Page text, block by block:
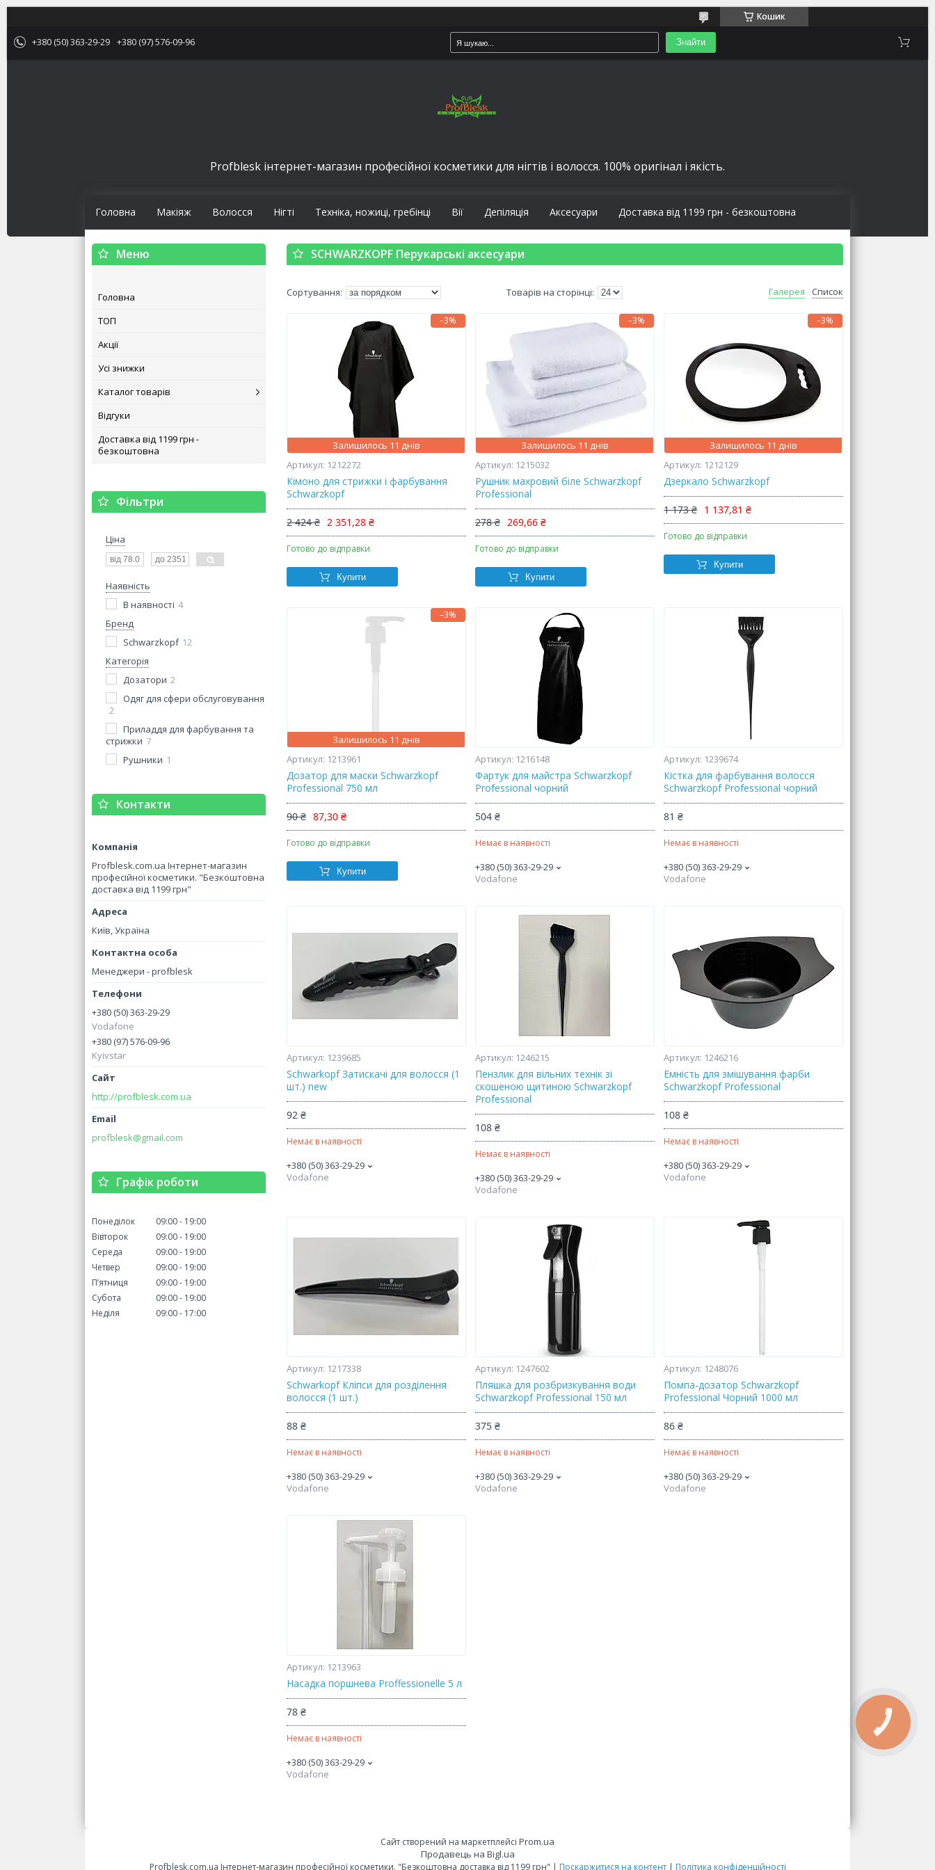
Кошик
+380 (50) 363-29-29 +380 (97) 576-09-96 Знайти
Profblesk інтернет-магазин професійної косметики для нігтів і волосся. 100% оригінал і якість.
Головна Макіяж Волосся Нігті Техніка, ножиці, гребінці Вії Депіляція Аксесуари Доставка від 1199 грн - безкоштовна
Головна
ТОП
Акції
Усі знижки
Каталог товарів
Відгуки
Доставка від 1199 грн -
безкоштовна
Фільтри
Ціна
Наявність
В наявності 4
Бренд
Schwarzkopf 12
Категорія
Дозатори 2
Одяг для сфери обслуговування
2
Приладдя для фарбування та
стрижки 7
Рушники 1
Контакти
Profblesk.com.ua Інтернет-магазин
професійної косметики. "Безкоштовна
доставка від 1199 грн"
Київ, Україна
Менеджери - profblesk
+380 (50) 363-29-29
Vodafone
+380 (97) 576-09-96
Kyivstar
http://profblesk.com.ua
profblesk@gmail.com
Графік роботи
Понеділок 09:00
19:00
Вівторок
09:00
19:00
Середа
09:00
19:00
Четвер
09:00
19:00
Пʼятниця
09:00
19:00
Субота
09:00
19:00
Неділя
09:00 17:00
SCHWARZKOPF Перукарські аксесуари
Галерея Список
–3%
Залишилось 11 днів
1212272
Кімоно для стрижки і фарбування
Schwarzkopf
2 424 ₴ 2 351,28 ₴
Готово до відправки
Купити
–3%
Залишилось 11 днів
1215032
Рушник махровий біле Schwarzkopf
Professional
278 ₴ 269,66 ₴
Готово до відправки
Купити
–3%
Залишилось 11 днів
1212129
Дзеркало Schwarzkopf
1 173 ₴ 1 137,81 ₴
Готово до відправки
Купити
–3%
Залишилось 11 днів
1213961
Дозатор для маски Schwarzkopf
Professional 750 мл
90 ₴ 87,30 ₴
Готово до відправки
Купити
1216148
Фартук для майстра Schwarzkopf
Professional чорний
504 ₴
Немає в наявності
+380 (50) 363-29-29
Vodafone
1239674
Кістка для фарбування волосся
Schwarzkopf Professional чорний
81 ₴
Немає в наявності
+380 (50) 363-29-29
Vodafone
1239685
Schwarkopf Затискачі для волосся (1
шт.) new
92 ₴
Немає в наявності
+380 (50) 363-29-29
Vodafone
1246215
Пензлик для вільних технік зі
скошеною щитиною Schwarzkopf
Professional
108 ₴
Немає в наявності
+380 (50) 363-29-29
Vodafone
1246216
Емність для змішування фарби
Schwarzkopf Professional
108 ₴
Немає в наявності
+380 (50) 363-29-29
Vodafone
1217338
Schwarkopf Кліпси для розділення
волосся (1 шт.)
88 ₴
Немає в наявності
+380 (50) 363-29-29
Vodafone
1247602
Пляшка для розбризкування води
Schwarzkopf Professional 150 мл
375 ₴
Немає в наявності
+380 (50) 363-29-29
Vodafone
1248076
Помпа-дозатор Schwarzkopf
Professional Чорний 1000 мл
86 ₴
Немає в наявності
+380 (50) 363-29-29
Vodafone
1213963
Насадка поршнева Proffessionelle 5 л
78 ₴
Немає в наявності
+380 (50) 363-29-29
Vodafone
Сайт створений на маркетплейсі Prom.ua
Продавець на Bigl.ua
Profblesk.com.ua Інтернет-магазин професійної косметики. "Безкоштовна доставка від 1199 грн" | Поскаржитися на контент | Політика конфіденційності